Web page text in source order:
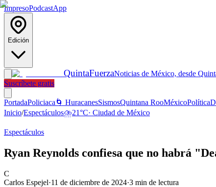
ImpresoPodcastApp
Edición
QuintaFuerzaNoticias de México, desde
Suscríbete gratis
PortadaPoliciaca 🌀 HuracanesSismosQuintana RooMéxicoPolítica
Inicio/Espectáculos⛈️21°C· Ciudad de México
Espectáculos
Ryan Reynolds confiesa que no habrá
C
Carlos Espejel·11 de diciembre de 2024·3 min de lectura